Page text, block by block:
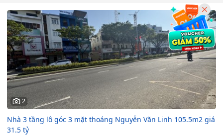
2
Nhà 3 tầng lô góc 3 mặt thoáng Nguyễn Văn Linh 105.5m2 giá
31.5 tỷ